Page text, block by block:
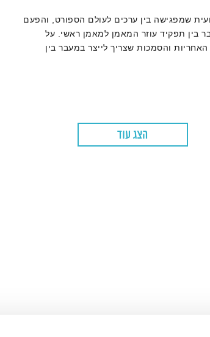
שמפגישה בין ערכים לעולם הספורט, והפעם
בין תפקיד עוזר המאמן למאמן ראשי. על
והסמכות שצריך לייצר במעבר בין
הצג עוד